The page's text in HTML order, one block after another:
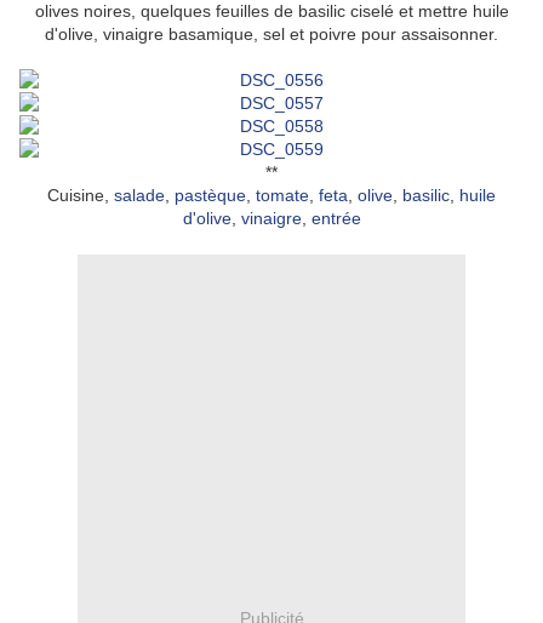
olives noires, quelques feuilles de basilic ciselé et mettre huile
d'olive, vinaigre basamique, sel et poivre pour assaisonner.
**
Cuisine, salade pastèque tomate feta olive basilic huile
d'olive, vinaigre, entrée
Publicité